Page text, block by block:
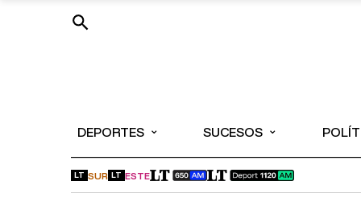
DEPORTES ⌄ SUCESOS ⌄
LT SUR LT ESTE